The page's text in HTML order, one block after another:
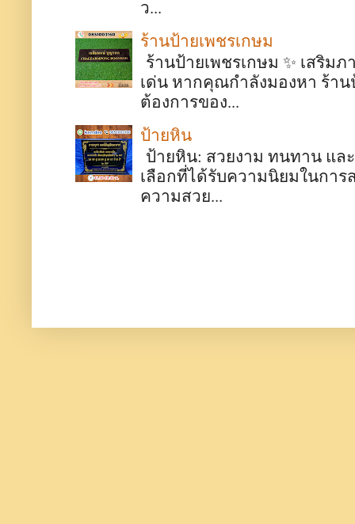
ว...
ร้านป้ายเพชรเกษม
ร้านป้ายเพชรเกษม ✨ เสริ
เด่น หากคุณกำลังมองหา ร้าน
ต้องการของ...
ป้ายหิน
ป้ายหิน: สวยงาม ทนทาน แล
เลือกที่ได้รับความนิยมในการ
ความสวย...